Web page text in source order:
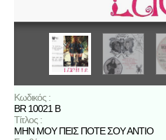
Κωδικός :
BR 10021 B
Τίτλος :
ΜΗΝ ΜΟΥ ΠΕΙΣ ΠΟΤΕ ΣΟΥ ΑΝΤΙΟ